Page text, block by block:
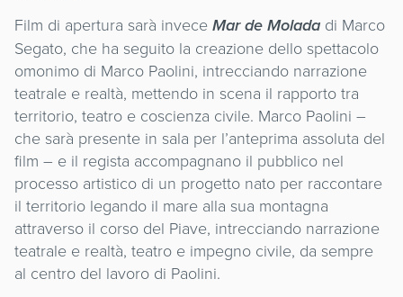
Film di apertura sarà invece Mar de Molada di Marco
Segato, che ha seguito la creazione dello spettacolo
omonimo di Marco Paolini, intrecciando narrazione
teatrale e realtà, mettendo in scena il rapporto tra
territorio, teatro e coscienza civile. Marco Paolini –
che sarà presente in sala per l’anteprima assoluta del
film – e il regista accompagnano il pubblico nel
processo artistico di un progetto nato per raccontare
il territorio legando il mare alla sua montagna
attraverso il corso del Piave, intrecciando narrazione
teatrale e realtà, teatro e impegno civile, da sempre
al centro del lavoro di Paolini.